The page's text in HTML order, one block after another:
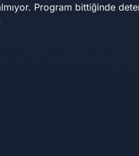
Program bittiğinde